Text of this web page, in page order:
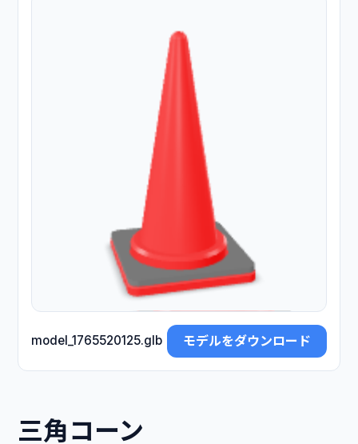
model_1765520125.glb モデルをダウンロード
三角コーン